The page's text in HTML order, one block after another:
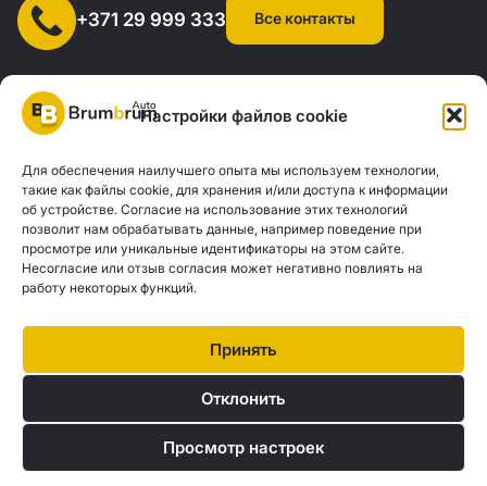
Настройки файлов cookie
Для обеспечения наилучшего опыта мы используем технологии,
такие как файлы cookie, для хранения и/или доступа к информации
об устройстве. Согласие на использование этих технологий
позволит нам обрабатывать данные, например поведение при
просмотре или уникальные идентификаторы на этом сайте.
Несогласие или отзыв согласия может негативно повлиять на
работу некоторых функций.
Принять
Отклонить
Просмотр настроек
+371 29 999 333 Все контакты
SIA "AUTOCLICK", рег. № 40203371960, адрес: ул. Мазюмправас
77, Рига, LV-1063 |20260160
Политика конфиденциальностиКонтакты
Brum Brum Auto не является финансовым учреждением, но сотрудничает с
рядом банков и кредиторов, чтобы помочь вам оценить возможности
потребностям и возможностям.